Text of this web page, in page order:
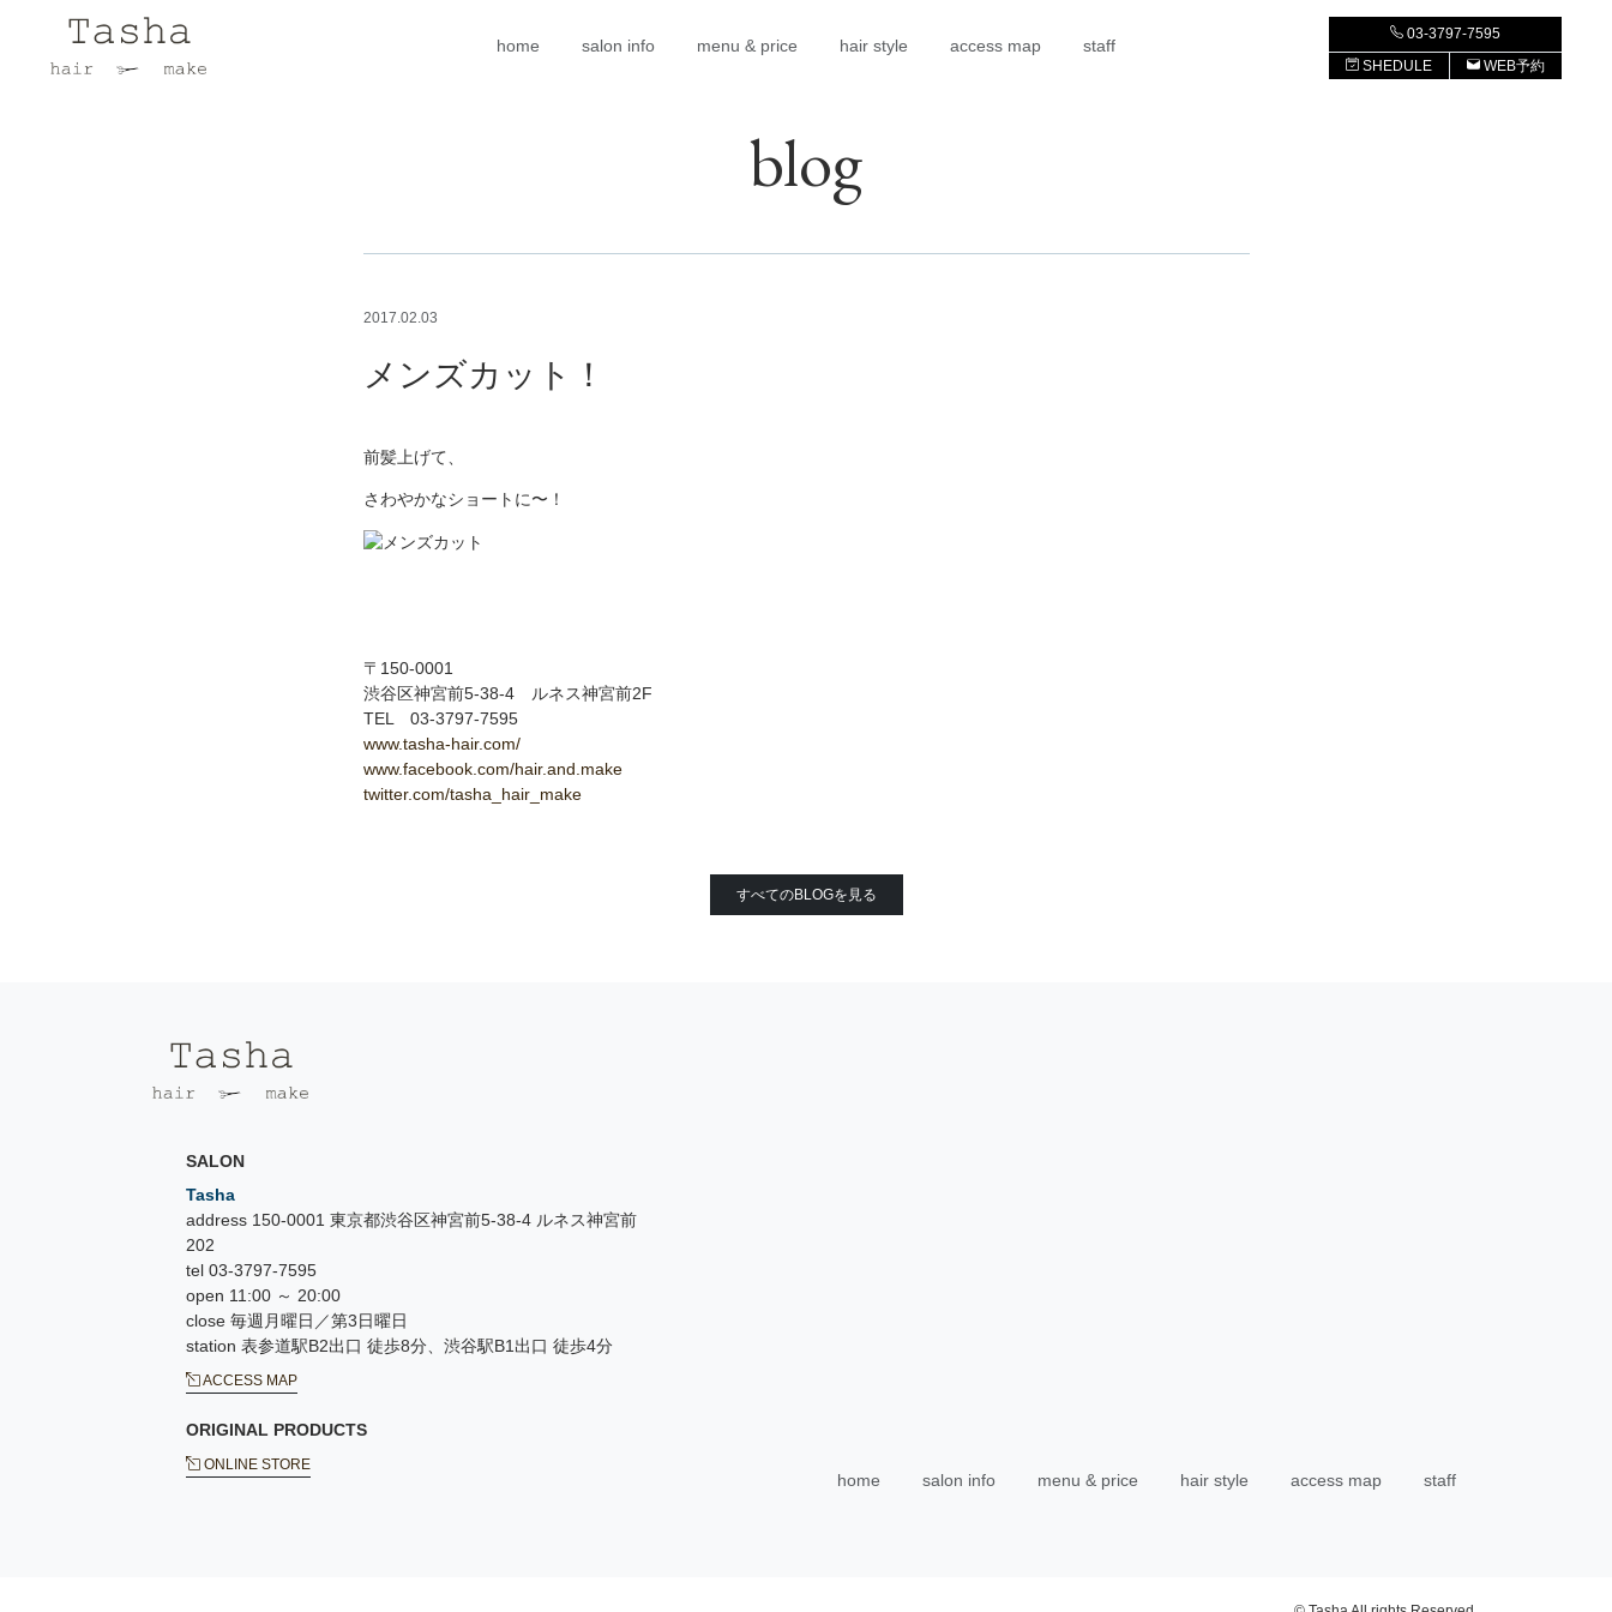
home salon info menu & price hair style access map staff
03-3797-7595
SHEDULE
WEB予約
blog
2017.02.03
メンズカット！
前髪上げて、
さわやかなショートに〜！
〒150-0001
渋谷区神宮前5-38-4 ルネス神宮前2F
TEL 03-3797-7595
www.tasha-hair.com/
www.facebook.com/hair.and.make
twitter.com/tasha_hair_make
すべてのBLOGを見る
SALON
Tasha
address 150-0001 東京都渋谷区神宮前5-38-4 ルネス神宮前
202
tel 03-3797-7595
open 11:00 ～ 20:00
close 毎週月曜日／第3日曜日
station 表参道駅B2出口 徒歩8分、渋谷駅B1出口 徒歩4分
ACCESS MAP
ORIGINAL PRODUCTS
ONLINE STORE
home salon info menu & price hair style access map staff